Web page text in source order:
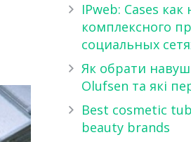
IPweb: Cases
комплексного
социальных
Як обрати
Olufsen та які
Best cosmetic
beauty brands